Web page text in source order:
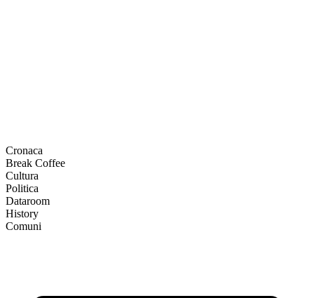
Cronaca
Break Coffee
Cultura
Politica
Dataroom
History
Comuni